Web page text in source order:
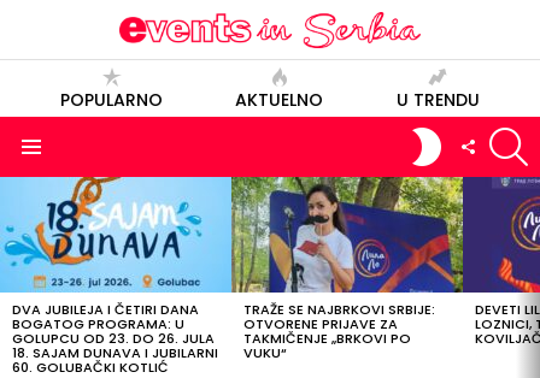
POPULARNO AKTUELNO U TRENDU
SWITCH
SKIN
FOLLOW
US
POSLEDNJE
OBJAVE
DVA JUBILEJA I ČETIRI DANA
BOGATOG PROGRAMA: U
GOLUPCU OD 23. DO 26. JULA
18. SAJAM DUNAVA I JUBILARNI
60. GOLUBAČKI KOTLIĆ
TRAŽE SE NAJBRKOVI SRBIJE:
OTVORENE PRIJAVE ZA
TAKMIČENJE „BRKOVI PO
VUKU“
DEVETI
LOZNICI,